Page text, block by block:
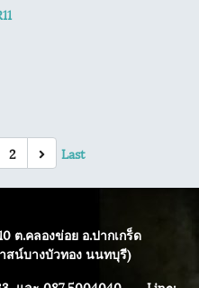
2 Last
ต.คลองข่อย อ.ปากเกร็ด
สน์บางบัวทอง นนทบุรี)